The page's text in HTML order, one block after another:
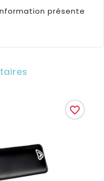
présente
favorite_border